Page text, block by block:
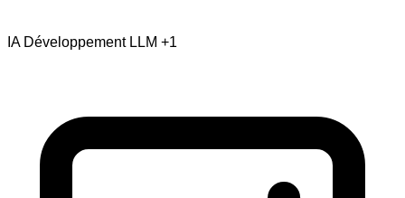
IA Développement LLM +1